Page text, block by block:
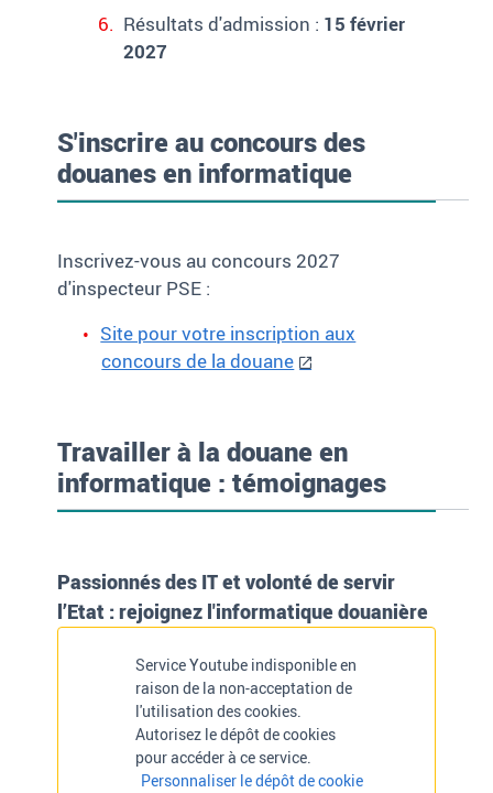
Résultats d'admission : 15 février
2027
S'inscrire au concours des
douanes en informatique
Inscrivez-vous au concours 2027
d'inspecteur PSE :
Site pour votre inscription aux
concours de la douane
Travailler à la douane en
informatique : témoignages
Passionnés des IT et volonté de servir
l’Etat : rejoignez l'informatique douanière
Service Youtube indisponible en
raison de la non-acceptation de
l'utilisation des cookies.
Autorisez le dépôt de cookies
pour accéder à ce service.
Personnaliser le dépôt de cookie